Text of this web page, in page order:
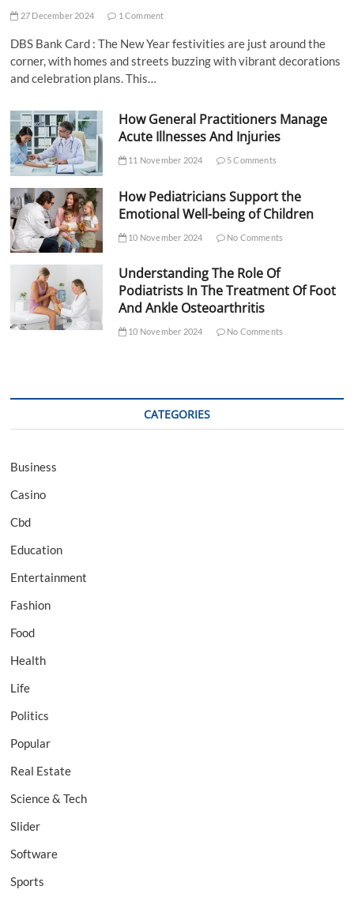
27 December 2024 1 Comment
DBS Bank Card : The New Year festivities are just around the
corner, with homes and streets buzzing with vibrant decorations
and celebration plans. This…
How General Practitioners Manage
Acute Illnesses And Injuries
11 November 2024 5 Comments
How Pediatricians Support the
Emotional Well-being of Children
10 November 2024 No Comments
Understanding The Role Of
Podiatrists In The Treatment Of Foot
And Ankle Osteoarthritis
10 November 2024 No Comments
CATEGORIES
Business
Casino
Cbd
Education
Entertainment
Fashion
Food
Health
Life
Politics
Popular
Real Estate
Science & Tech
Slider
Software
Sports